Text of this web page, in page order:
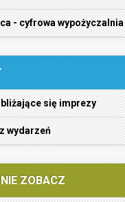
- cyfrowa wypożyczalnia
się imprezy
wydarzeń
ZOBACZ